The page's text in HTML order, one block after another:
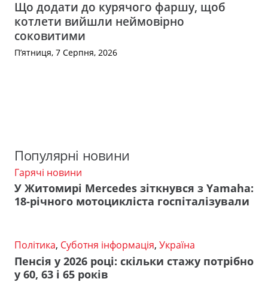
Що додати до курячого фаршу, щоб
котлети вийшли неймовірно
соковитими
П’ятниця, 7 Серпня, 2026
Популярні новини
Гарячі новини
У Житомирі Mercedes зіткнувся з Yamaha:
18-річного мотоцикліста госпіталізували
Політика, Суботня інформація, Україна
Пенсія у 2026 році: скільки стажу потрібно
у 60, 63 і 65 років